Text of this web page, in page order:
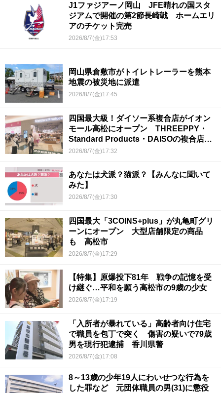
J1ファジアーノ岡山 JFE晴れの国スタ
ジアムで開催の第2節長崎戦 ホームエリ
アのチケット完売
2026/8/7(金)17:53
岡山県倉敷市がトイレトレーラーを熊本
地震の被災地に派遣
2026/8/7(金)17:45
四国最大級！ダイソー系複合店がイオン
モール高松にオープン THREEPPY・
Standard Products・DAISOの複合店は
香川県初
2026/8/7(金)17:32
あなたは犬派？猫派？【みんなに聞いて
みた】
2026/8/7(金)17:30
四国最大「3COINS+plus」が丸亀町グリ
ーンにオープン 大型店舗限定の商品
も 高松市
2026/8/7(金)17:29
【特集】原爆投下81年 戦争の記憶を受
け継ぐ…平和を願う高松市の9歳の少女
2026/8/7(金)17:19
「入所者が暴れている」高齢者向け住宅
で職員を包丁で突く 傷害の疑いで79歳
男を現行犯逮捕 香川県警
2026/8/7(金)17:08
8～13歳の少年19人にわいせつな行為を
した罪など 元団体職員の男(31)に懲役